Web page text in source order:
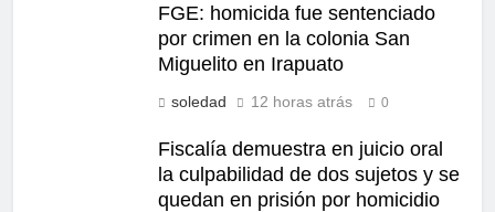
FGE: homicida fue sentenciado
por crimen en la colonia San
Miguelito en Irapuato
soledad 12 horas atrás 0
Fiscalía demuestra en juicio oral
la culpabilidad de dos sujetos y se
quedan en prisión por homicidio